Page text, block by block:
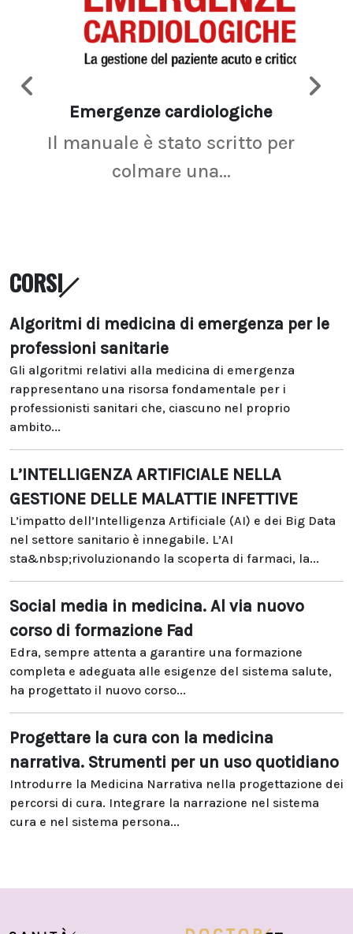
Emergenze cardiologiche
Il manuale è stato scritto per
colmare una...
CORSI
Algoritmi di medicina di emergenza per le
professioni sanitarie
Gli algoritmi relativi alla medicina di emergenza
rappresentano una risorsa fondamentale per i
professionisti sanitari che, ciascuno nel proprio
ambito...
L’INTELLIGENZA ARTIFICIALE NELLA
GESTIONE DELLE MALATTIE INFETTIVE
L’impatto dell’Intelligenza Artificiale (AI) e dei Big Data
nel settore sanitario è innegabile. L’AI
sta&nbsp;rivoluzionando la scoperta di farmaci, la...
Social media in medicina. Al via nuovo
corso di formazione Fad
Edra, sempre attenta a garantire una formazione
completa e adeguata alle esigenze del sistema salute,
ha progettato il nuovo corso...
Progettare la cura con la medicina
narrativa. Strumenti per un uso quotidiano
Introdurre la Medicina Narrativa nella progettazione dei
percorsi di cura. Integrare la narrazione nel sistema
cura e nel sistema persona...